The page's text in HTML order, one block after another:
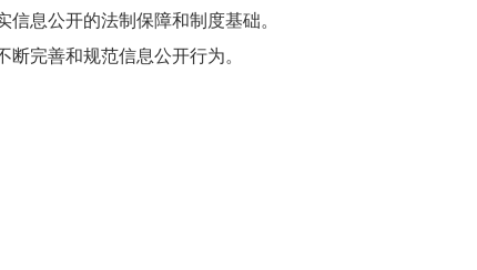
息公开的法制保障和制度基础。
完善和规范信息公开行为。